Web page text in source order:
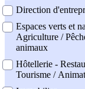
Direction
Espaces verts et
Agriculture /
animaux
Hôtellerie -
Tourisme /